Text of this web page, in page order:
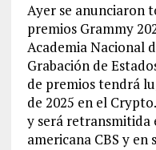
Ayer se anunciaron
premios Grammy
Academia Nacional
Grabación de
de premios tendrá
de 2025 en el
y será retransmitida
americana CBS y